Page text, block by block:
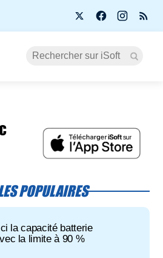
POPULAIRES
la capacité batterie
la limite à 90 %